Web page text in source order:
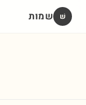
שׁ שמות